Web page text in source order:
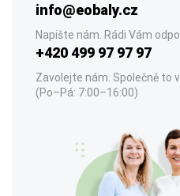
info@eobaly.cz
Napište nám. Rádi Vám
+420 499 97 97 97
Zavolejte nám. Společně to
(Po–Pá: 7:00–16:00)